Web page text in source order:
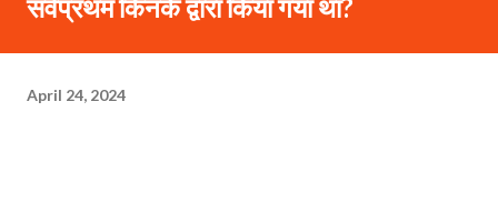
सर्वप्रथम किनके द्वारा किया गया था?
April 24, 2024